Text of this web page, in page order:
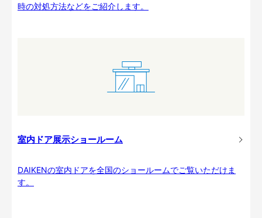
時の対処方法などをご紹介します。
室内ドア展示ショールーム
DAIKENの室内ドアを全国のショールームでご覧いただけま
す。